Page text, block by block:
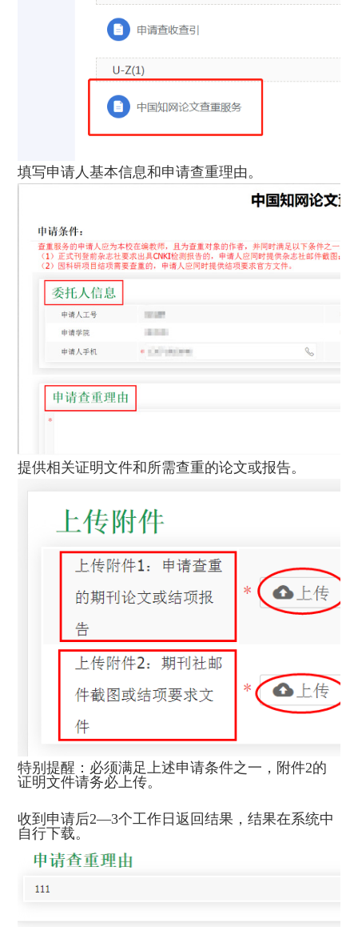
填写申请人基本信息和申请查重理由。
提供相关证明文件和所需查重的论文或报告。
特别提醒：必须满足上述申请条件之一，附件2的
证明文件请务必上传。
收到申请后2—3个工作日返回结果，结果在系统中
自行下载。